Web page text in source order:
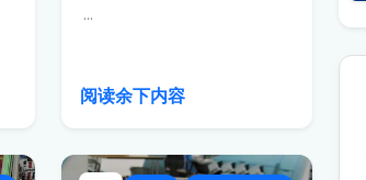
...
阅读余下内容